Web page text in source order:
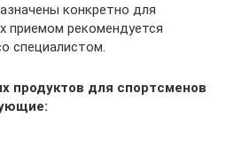
конкретно для
приемом рекомендуется
специалистом.
продуктов для спортсменов